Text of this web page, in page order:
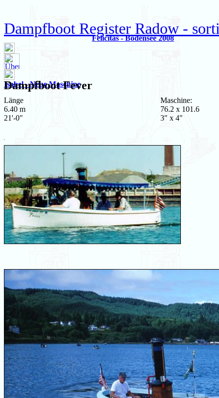
Dampfboot Register Radow -
Felicitas - Bodensee 2008
Isabel - Neue Maschine
DampfbootFever
Länge
6.40 m
21'-0"
Maschine:
76.2 x 101.6
3" x 4"